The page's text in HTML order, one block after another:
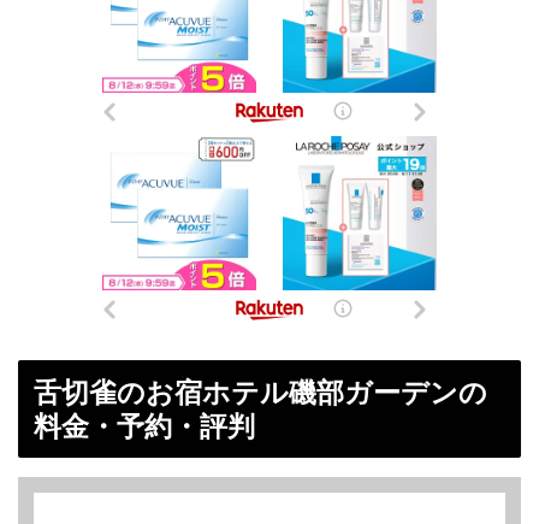
舌切雀のお宿ホテル磯部ガーデンの
料金・予約・評判